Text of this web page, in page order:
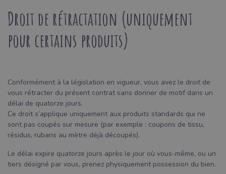
Droit de rétractation (uniquement
pour certains produits)
Conformément à la législation en vigueur, vous avez le droit de
vous rétracter du présent contrat sans donner de motif dans un
délai de quatorze jours.
Ce droit s’applique uniquement aux produits standards qui ne
sont pas coupés sur mesure (par exemple : coupons de tissu,
résidus, rubans au mètre déjà découpés).
Le délai expire quatorze jours après le jour où vous-même, ou un
tiers désigné par vous, prenez physiquement possession du bien.